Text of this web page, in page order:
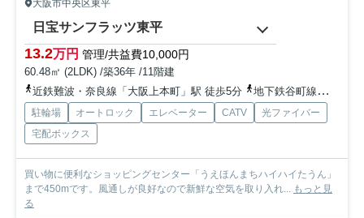
大阪市中央区東平
日宝サンフラッツ東平
13.2万円 管理/共益費10,000円
60.48㎡ (2LDK) /築36年 /11階建
近鉄難波・奈良線「大阪上本町」駅 徒歩5分
地下鉄谷町線「谷町九丁目」駅 徒歩7分
駐輪場 オートロック エレベーター CATV
光ファイバー
宅配ボックス
買い物に便利なショッピングセンター「うえほんまちハイハイたうん」
まで450mです。風通しが良好なので新鮮な空気を取り入れ... もっと見
る